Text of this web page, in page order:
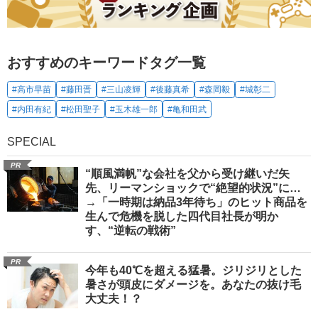
おすすめのキーワードタグ一覧
#高市早苗 #藤田晋 #三山凌輝 #後藤真希 #森岡毅
#城彰二
#内田有紀
#松田聖子 #玉木雄一郎 #亀和田武
SPECIAL
PR
“順風満帆”な会社を父から受け継いだ矢
先、リーマンショックで“絶望的状況”に…
→「一時期は納品3年待ち」のヒット商品を
生んで危機を脱した四代目社長が明か
す、“逆転の戦術”
PR
今年も40℃を超える猛暑。ジリジリとした
暑さが頭皮にダメージを。あなたの抜け毛
大丈夫！？